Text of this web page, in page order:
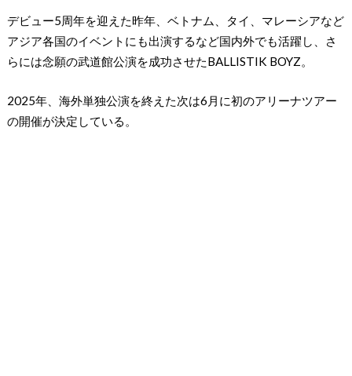
デビュー5周年を迎えた昨年、ベトナム、タイ、マレーシアなど
アジア各国のイベントにも出演するなど国内外でも活躍し、さ
らには念願の武道館公演を成功させたBALLISTIK BOYZ。
2025年、海外単独公演を終えた次は6月に初のアリーナツアー
の開催が決定している。